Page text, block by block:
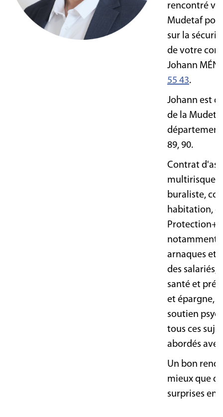
rencontré
Mudetaf
sur la
de votre
Johann
55 43.
Johann est
de la
89, 90.
Contrat
multirisque
buraliste,
habitation,
Protection+
notamment
arnaques et
des salariés,
santé et
et épargne,
soutien
tous ces
abordés
Un bon
mieux que
surprises en